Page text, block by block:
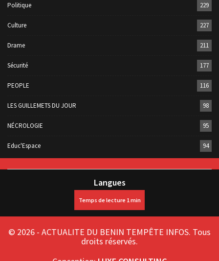
Politique 229
Culture 227
Drame 211
Sécurité 177
PEOPLE 116
LES GUILLEMETS DU JOUR 98
NÉCROLOGIE 95
Educ'Espace 94
Langues
© 2026 - ACTUALITE DU BENIN TEMPÊTE INFOS. Tous
droits réservés.